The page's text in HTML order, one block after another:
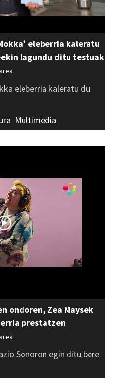
eleberria kaleratu
lagundu ditu testuak
eleberria kaleratu du
Multimedia
ondoren, Zea Maysek
prestatzen
Sonoron egin ditu bere